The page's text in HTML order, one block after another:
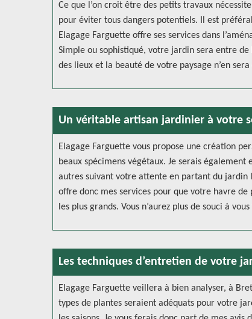
Ce que l’on croit être des petits travaux
pour éviter tous dangers potentiels. Il est
Elagage Farguette offre ses services dans
Simple ou sophistiqué, votre jardin sera entre de
des lieux et la beauté de votre paysage n’en
Un véritable artisan jardinier à votre
Elagage Farguette vous propose une création
beaux spécimens végétaux. Je serais
autres suivant votre attente en partant du jardin
offre donc mes services pour que votre havre
les plus grands. Vous n’aurez plus de souci à
Les techniques d’entretien de votre
Elagage Farguette veillera à bien analyser, à
types de plantes seraient adéquats pour votre